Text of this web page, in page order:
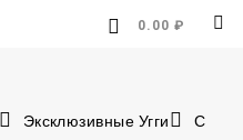
0.00 ₽
Эксклюзивные Угги
С